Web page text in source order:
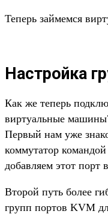
Теперь займемся
Настройка
Как же теперь
виртуальные
Первый нам уже
коммутатор командой
добавляем этот
Второй путь более
групп портов KVM